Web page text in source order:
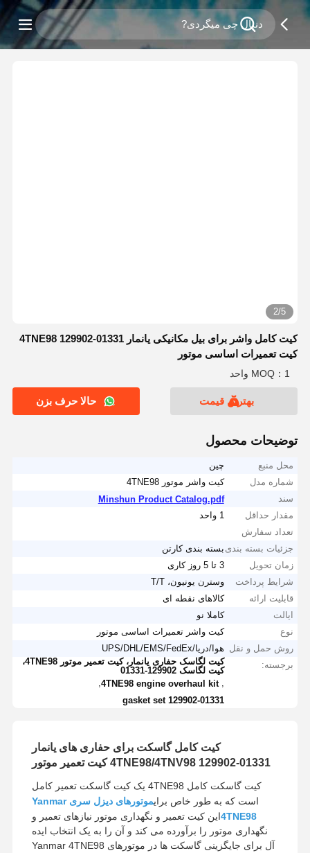
2/5
کیت کامل واشر برای بیل مکانیکی یانمار 4TNE98 129902-01331
کیت تعمیرات اساسی موتور
MOQ：1 واحد
بهترین قیمت حالا حرف بزن
توضیحات محصول
محل منبع
چین
شماره مدل
کیت واشر موتور 4TNE98
سند
Minshun Product Catalog.pdf
مقدار حداقل
تعداد سفارش
1 واحد
جزئیات بسته بندی بسته بندی کارتن
زمان تحویل
3 تا 5 روز کاری
شرایط پرداخت
وسترن یونیون، T/T
قابلیت ارائه
کالاهای نقطه ای
ایالت
کاملا نو
نوع
کیت واشر تعمیرات اساسی موتور
روش حمل و نقل هوا/دریا/UPS/DHL/EMS/FedEx
برجسته:
کیت لگاسک حفاری یانمار، کیت تعمیر موتور 4TNE98،
کیت لگاسک 129902-01331
,
4TNE98 engine overhaul kit
129902-01331 gasket set
کیت کامل گاسکت برای حفاری های یانمار
4TNE98/4TNV98 129902-01331 کیت تعمیر موتور
کیت گاسکت کامل 4TNE98 یک کیت گاسکت تعمیر کامل
است که به طور خاص برای
موتورهای دیزل سری Yanmar
4TNE98این کیت تعمیر و نگهداری موتور نیازهای تعمیر و
نگهداری موتور را برآورده می کند و آن را به یک انتخاب ایده
آل برای جایگزینی گاسکت ها در موتورهای Yanmar 4TNE98